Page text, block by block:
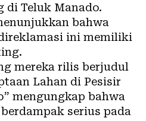
di Teluk Manado.
bahwa
ini memiliki
mereka rilis berjudul
Lahan di Pesisir
mengungkap bahwa
serius pada